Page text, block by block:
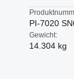
PI-7020
Gewicht:
14.304 kg